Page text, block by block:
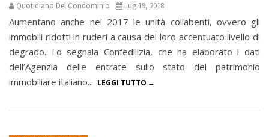
Quotidiano Del Condominio Lug 19, 2018
Aumentano anche nel 2017 le unità collabenti, ovvero gli
immobili ridotti in ruderi a causa del loro accentuato livello di
degrado. Lo segnala Confedilizia, che ha elaborato i dati
dell’Agenzia delle entrate sullo stato del patrimonio
immobiliare italiano... LEGGI TUTTO